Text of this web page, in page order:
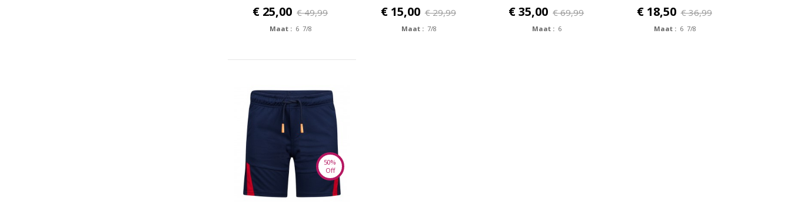
€ 25,00 € 49,99
Maat : 6 7/8
€ 15,00 € 29,99
Maat : 7/8
€ 35,00 € 69,99
Maat : 6
€ 18,50 € 36,99
Maat : 6 7/8
50%
Off